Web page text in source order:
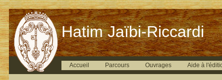
Hatim Jaïbi-Riccardi
Accueil Parcours Ouvrages Aide à